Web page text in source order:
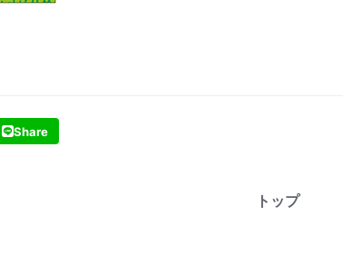
Share
トップ